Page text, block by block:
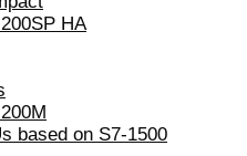
HA
based on S7-1500